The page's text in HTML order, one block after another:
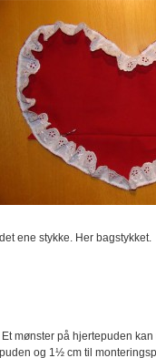
det ene stykke. Her bagstykket.
Et mønster på hjertepuden
puden og 1½ cm til